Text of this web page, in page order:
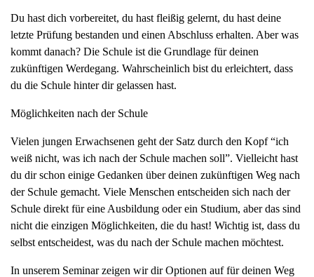
Du hast dich vorbereitet, du hast fleißig gelernt, du hast deine
letzte Prüfung bestanden und einen Abschluss erhalten. Aber was
kommt danach? Die Schule ist die Grundlage für deinen
zukünftigen Werdegang. Wahrscheinlich bist du erleichtert, dass
du die Schule hinter dir gelassen hast.
Möglichkeiten nach der Schule
Vielen jungen Erwachsenen geht der Satz durch den Kopf “ich
weiß nicht, was ich nach der Schule machen soll”. Vielleicht hast
du dir schon einige Gedanken über deinen zukünftigen Weg nach
der Schule gemacht. Viele Menschen entscheiden sich nach der
Schule direkt für eine Ausbildung oder ein Studium, aber das sind
nicht die einzigen Möglichkeiten, die du hast! Wichtig ist, dass du
selbst entscheidest, was du nach der Schule machen möchtest.
In unserem Seminar zeigen wir dir Optionen auf für deinen Weg